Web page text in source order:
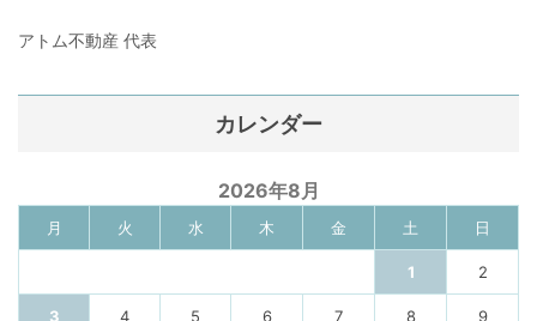
アトム不動産 代表
カレンダー
2026年8月
月 火 水 木 金 土 日
1 2
3 4 5 6 7 8 9